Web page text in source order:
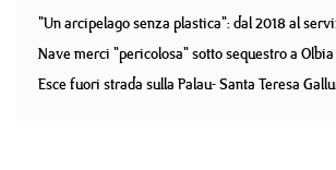
"Un arcipelago senza plastica": dal 2018 al
Nave merci "pericolosa" sotto sequestro a Olbia
Esce fuori strada sulla Palau- Santa Teresa